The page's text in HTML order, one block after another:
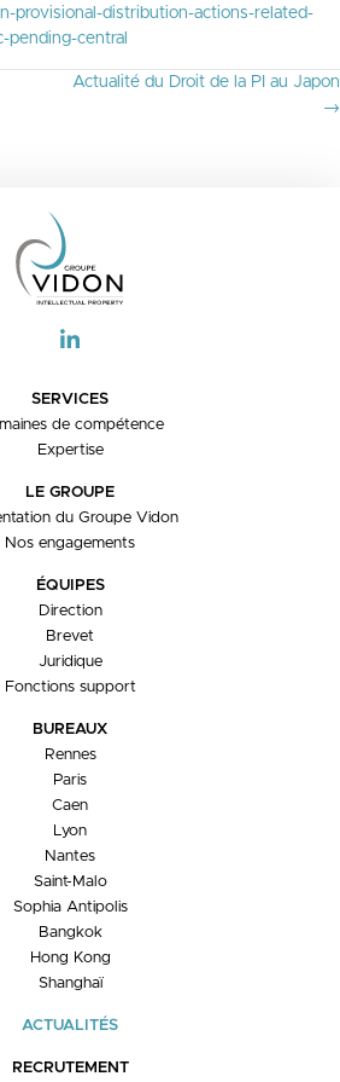
provisional-distribution-actions-related-
pending-central
Actualité du Droit de la PI au Japon
→
SERVICES
de compétence
Expertise
LE GROUPE
du Groupe Vidon
Nos engagements
ÉQUIPES
Direction
Brevet
Juridique
Fonctions support
BUREAUX
Rennes
Paris
Caen
Lyon
Nantes
Saint-Malo
Sophia Antipolis
Bangkok
Hong Kong
Shanghaï
ACTUALITÉS
RECRUTEMENT